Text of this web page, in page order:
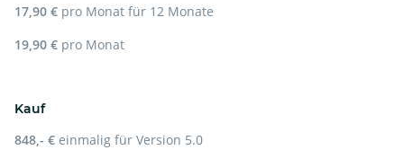
17,90 € pro Monat für 12 Monate
19,90 € pro Monat
Kauf
848,- € einmalig für Version 5.0